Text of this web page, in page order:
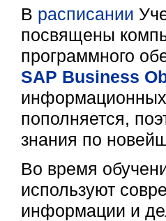
В расписании
посвящены
программного
SAP Business
информационных
пополняется,
знания по
Во время
используют
информации и